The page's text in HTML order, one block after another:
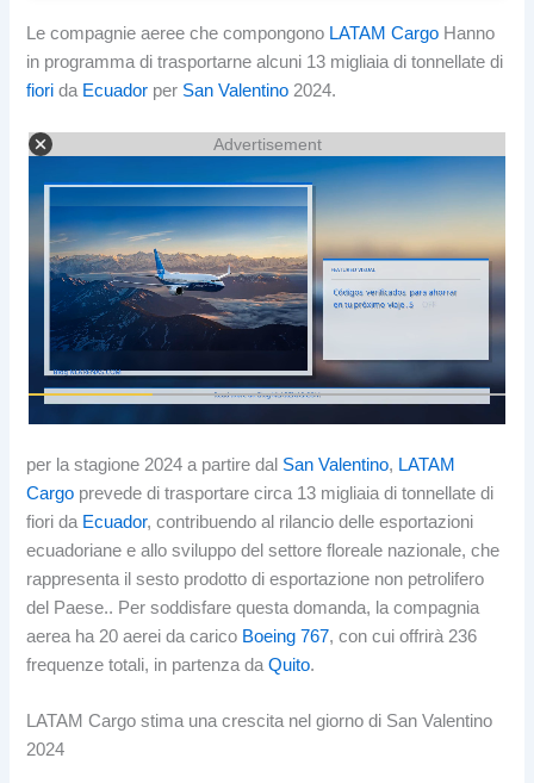
Le compagnie aeree che compongono LATAM Cargo Hanno
in programma di trasportarne alcuni 13 migliaia di tonnellate di
fiori da Ecuador per San Valentino 2024.
Advertisement
per la stagione 2024 a partire dal San Valentino, LATAM
Cargo prevede di trasportare circa 13 migliaia di tonnellate di
fiori da Ecuador, contribuendo al rilancio delle esportazioni
ecuadoriane e allo sviluppo del settore floreale nazionale, che
rappresenta il sesto prodotto di esportazione non petrolifero
del Paese.. Per soddisfare questa domanda, la compagnia
aerea ha 20 aerei da carico Boeing 767, con cui offrirà 236
frequenze totali, in partenza daQuito.
LATAM Cargo stima una crescita nel giorno di San Valentino
2024